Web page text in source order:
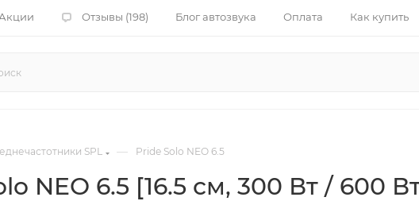
Акции Отзывы (198) Блог автозвука Оплата Как купить
SPL — Pride Solo NEO 6.5
NEO 6.5 [16.5 см, 300 Вт / 600